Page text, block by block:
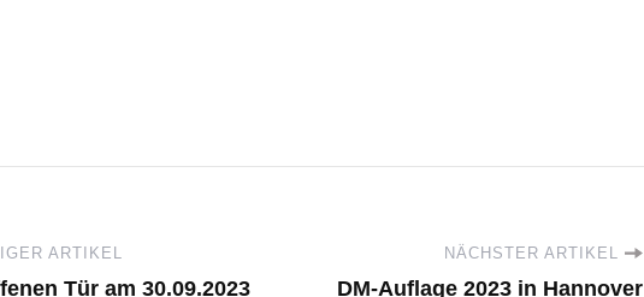
ARTIKEL
Tür am 30.09.2023
NÄCHSTER ARTIKEL
DM-Auflage 2023 in Hannover